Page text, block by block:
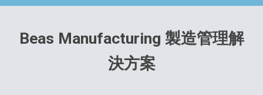
Beas Manufacturing 製造管理解
決方案